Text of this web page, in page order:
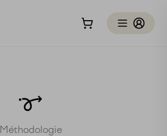
Méthodologie